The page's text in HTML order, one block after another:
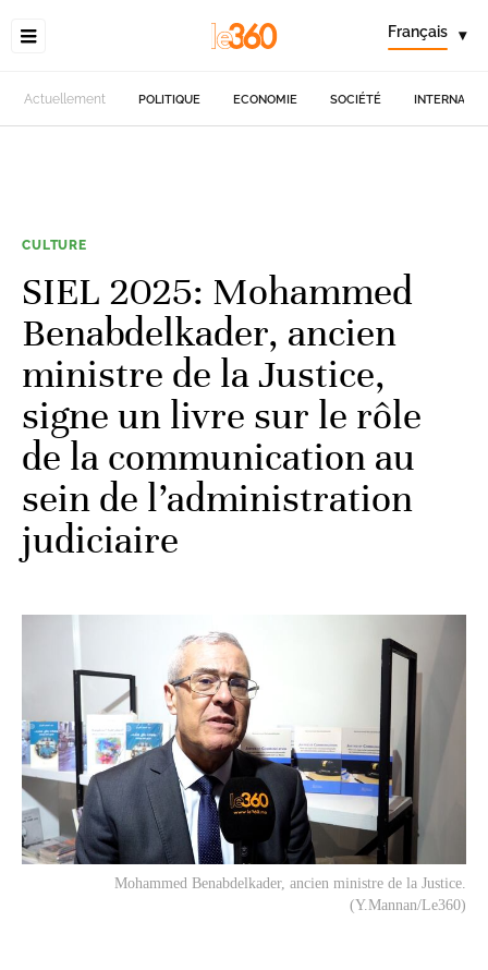
Français ▾
Actuellement POLITIQUE ECONOMIE SOCIÉTÉ
CULTURE
SIEL 2025: Mohammed
Benabdelkader, ancien
ministre de la Justice,
signe un livre sur le rôle
de la communication au
sein de l’administration
judiciaire
Mohammed Benabdelkader, ancien ministre de la Justice.
(Y.Mannan/Le360)